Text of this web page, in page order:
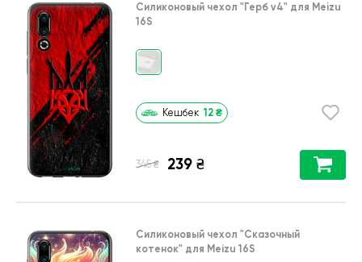
Силиконовый чехол "Герб v4" для Meizu
16S
Кешбек 12 ₴
345 ₴ 239 ₴
Силиконовый чехол "Сказочный
котенок" для Meizu 16S